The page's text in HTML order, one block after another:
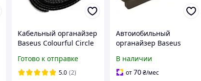
Кабельный органайзер
Baseus Colourful Circle
(ACMGT-А01)
Готово к отправке
5.0 (2)
Автоиобильный
органайзер Baseus
Console Storage
Organizer
В наличии
от70₴/мес